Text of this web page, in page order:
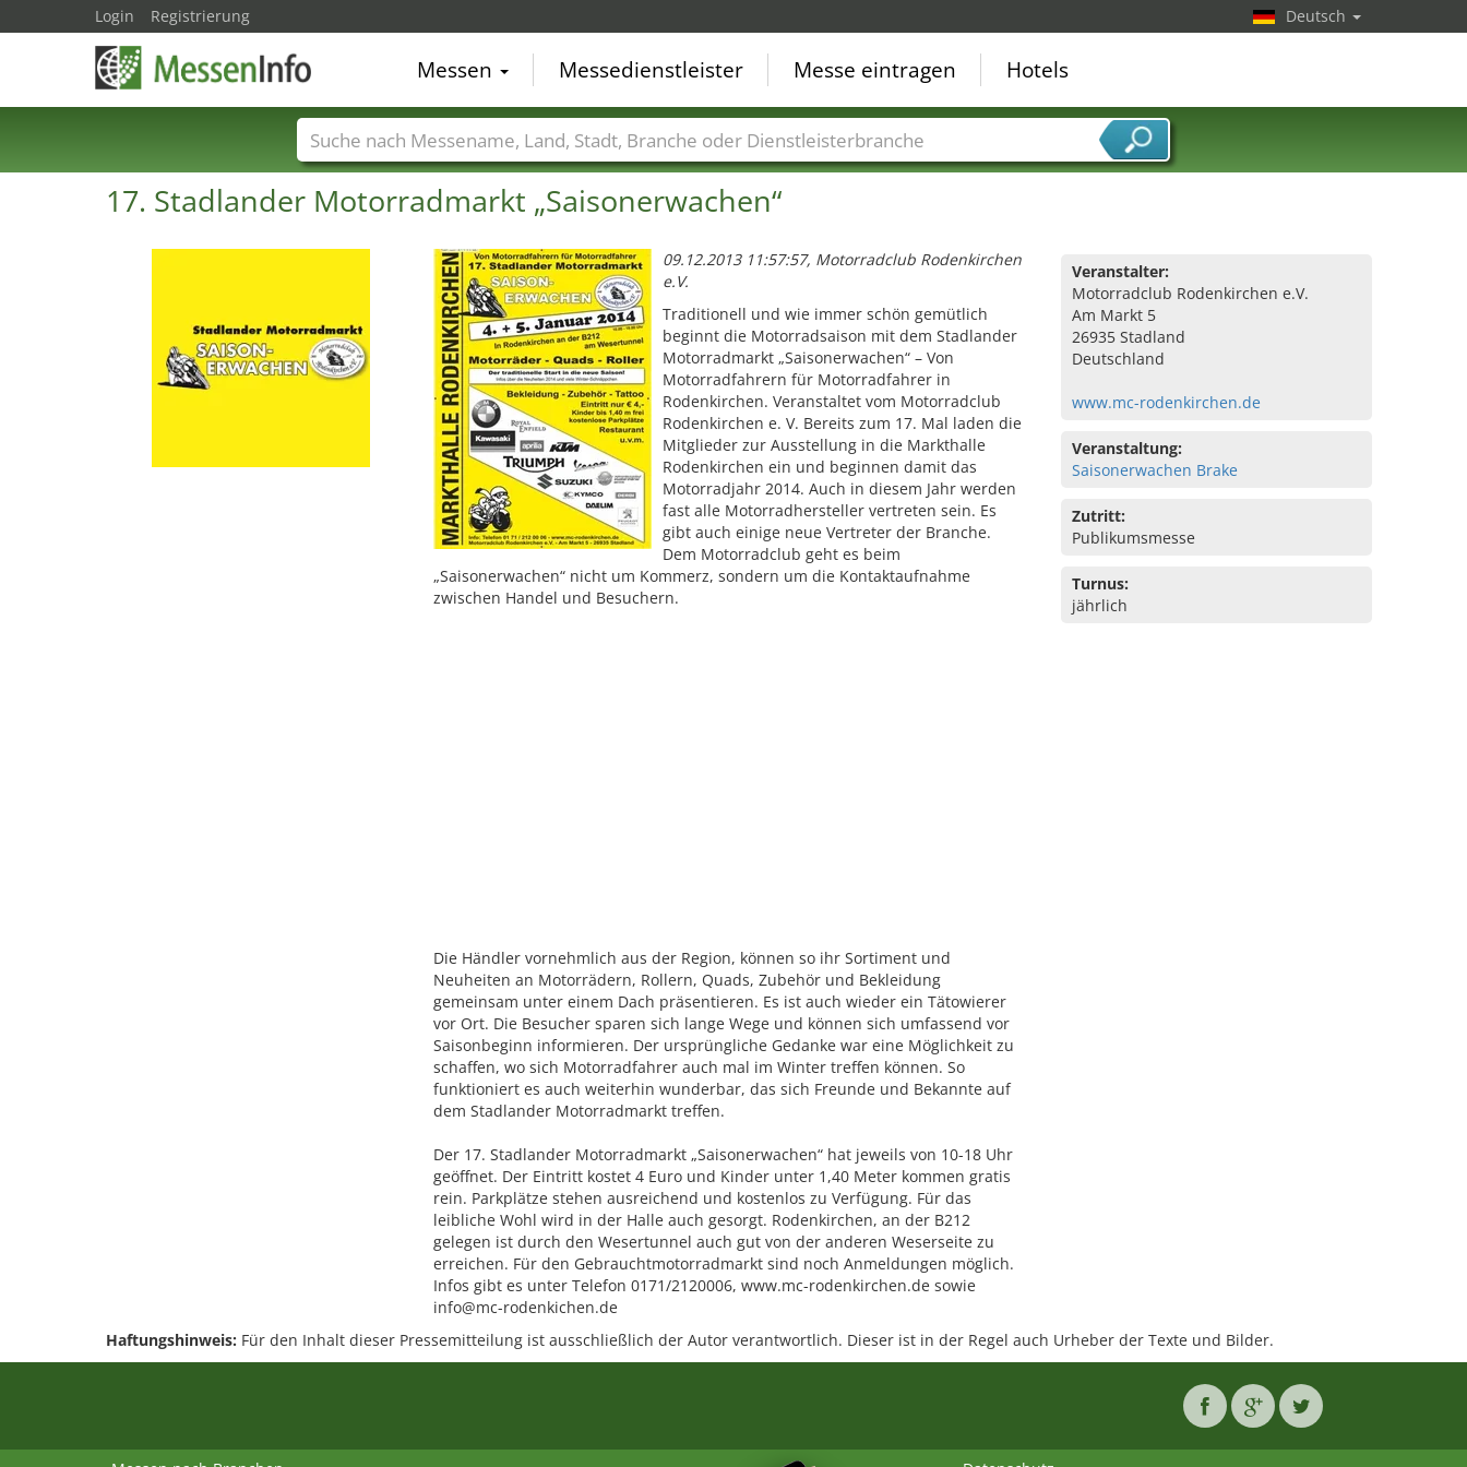
17. Stadlander Motorradmarkt „Saisonerwachen“
09.12.2013 11:57:57, Motorradclub Rodenkirchen
e.V.
Traditionell und wie immer schön gemütlich
beginnt die Motorradsaison mit dem Stadlander
Motorradmarkt „Saisonerwachen“ – Von
Motorradfahrern für Motorradfahrer in
Rodenkirchen. Veranstaltet vom Motorradclub
Rodenkirchen e. V. Bereits zum 17. Mal laden die
Mitglieder zur Ausstellung in die Markthalle
Rodenkirchen ein und beginnen damit das
Motorradjahr 2014. Auch in diesem Jahr werden
fast alle Motorradhersteller vertreten sein. Es
gibt auch einige neue Vertreter der Branche.
Dem Motorradclub geht es beim
„Saisonerwachen“ nicht um Kommerz, sondern um die Kontaktaufnahme
zwischen Handel und Besuchern.
Die Händler vornehmlich aus der Region, können so ihr Sortiment und
Neuheiten an Motorrädern, Rollern, Quads, Zubehör und Bekleidung
gemeinsam unter einem Dach präsentieren. Es ist auch wieder ein Tätowierer
vor Ort. Die Besucher sparen sich lange Wege und können sich umfassend vor
Saisonbeginn informieren. Der ursprüngliche Gedanke war eine Möglichkeit zu
schaffen, wo sich Motorradfahrer auch mal im Winter treffen können. So
funktioniert es auch weiterhin wunderbar, das sich Freunde und Bekannte auf
dem Stadlander Motorradmarkt treffen.
Der 17. Stadlander Motorradmarkt „Saisonerwachen“ hat jeweils von 10-18 Uhr
geöffnet. Der Eintritt kostet 4 Euro und Kinder unter 1,40 Meter kommen gratis
rein. Parkplätze stehen ausreichend und kostenlos zu Verfügung. Für das
leibliche Wohl wird in der Halle auch gesorgt. Rodenkirchen, an der B212
gelegen ist durch den Wesertunnel auch gut von der anderen Weserseite zu
erreichen. Für den Gebrauchtmotorradmarkt sind noch Anmeldungen möglich.
Infos gibt es unter Telefon 0171/2120006, www.mc-rodenkirchen.de sowie
info@mc-rodenkichen.de
Veranstalter:
Motorradclub Rodenkirchen e.V.
Am Markt 5
26935 Stadland
Deutschland
www.mc-rodenkirchen.de
Veranstaltung:
Saisonerwachen Brake
Zutritt:
Publikumsmesse
Turnus:
jährlich
Haftungshinweis: Für den Inhalt dieser Pressemitteilung ist ausschließlich der Autor verantwortlich. Dieser ist in der Regel auch Urheber der Texte und Bilder.
Login Registrierung Deutsch
Messen Messedienstleister Messe eintragen Hotels
Messenamen Länder Städte Branchen Dienstleisterbranchen